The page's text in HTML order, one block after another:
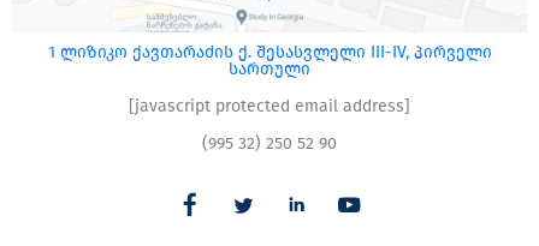
1 ლიზიკო ქავთარაძის ქ. შესასვლელი III-IV, პირველი
სართული
[javascript protected email address]
(995 32) 250 52 90